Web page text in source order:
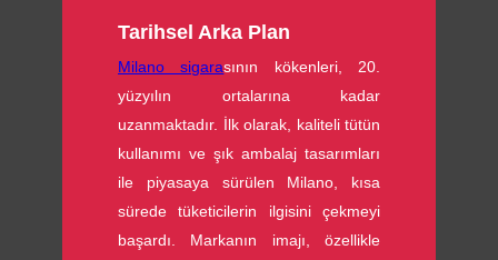
Tarihsel Arka Plan
Milano sigarasının kökenleri, 20.
yüzyılın ortalarına kadar
uzanmaktadır. İlk olarak, kaliteli tütün
kullanımı ve şık ambalaj tasarımları
ile piyasaya sürülen Milano, kısa
sürede tüketicilerin ilgisini çekmeyi
başardı. Markanın imajı, özellikle